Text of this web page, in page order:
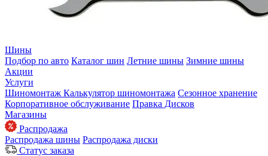
Шины
Подбор по авто Каталог шин Летние шины Зимние шины
Акции
Услуги
Шиномонтаж Калькулятор шиномонтажа Сезонное хранение
Корпоративное обслуживание Правка Дисков
Магазины
Распродажа
Распродажа шины Распродажа диски
Статус заказа